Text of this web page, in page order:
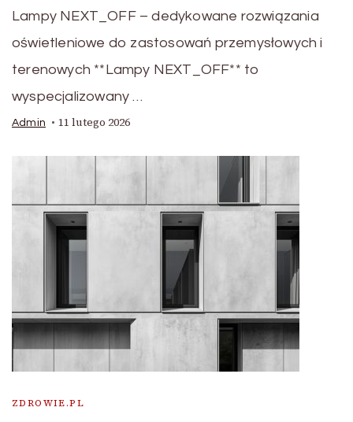
Lampy NEXT_OFF – dedykowane rozwiązania
oświetleniowe do zastosowań przemysłowych i
terenowych **Lampy NEXT_OFF** to
wyspecjalizowany …
Admin 11 lutego 2026
ZDROWIE.PL